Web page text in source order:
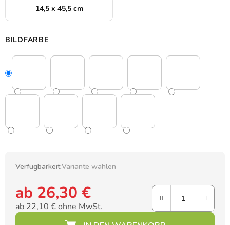
14,5 x 45,5 cm
BILDFARBE
Verfügbarkeit:Variante wählen
ab 26,30 €
ab 22,10 €ohne MwSt.
Verkaufspreis: